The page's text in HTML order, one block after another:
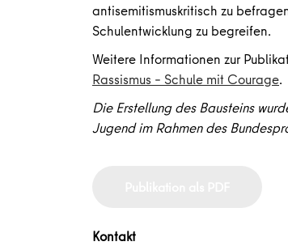
antisemitismuskritisch zu
Schulentwicklung zu begreifen.
Weitere Informationen zur
Rassismus – Schule mit Courage.
Die Erstellung des Bausteins
Jugend im Rahmen des
Kontakt